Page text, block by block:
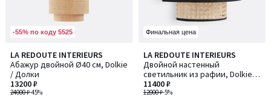
-55% по коду 5525
LA REDOUTE INTERIEURS
Абажур двойной Ø40 см, Dolkie
/ Долки
24000 ₽-45%
13200 ₽
2,2
/ 5
Финальная цена
LA REDOUTE INTERIEURS
Двойной настенный
светильник из рафии, Dolkie /
Долки
12000 ₽-5%
11400 ₽
3,4
/ 5